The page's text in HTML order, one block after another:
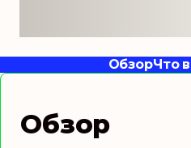
ОбзорЧто
Обзор